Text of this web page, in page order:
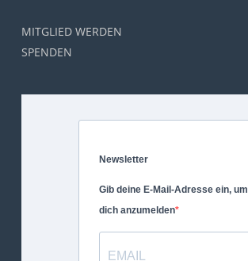
MITGLIED WERDEN
SPENDEN
Newsletter
Gib deine E-Mail-Adresse ein, um
dich anzumelden